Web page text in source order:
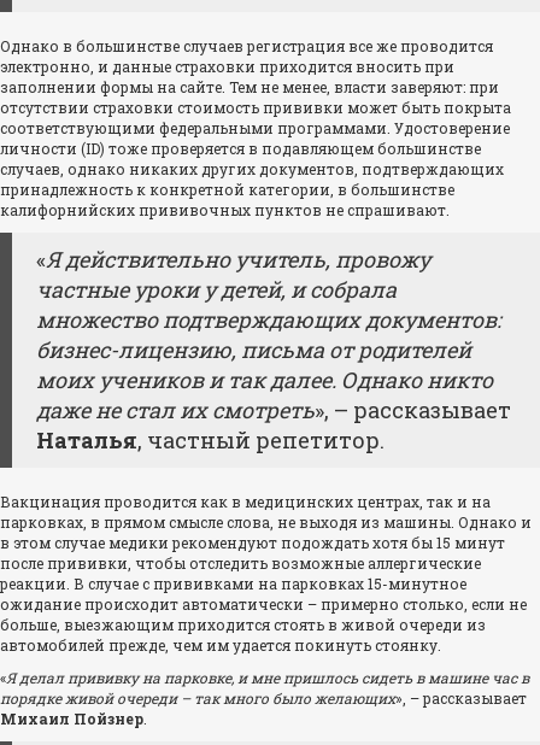
Однако в большинстве случаев регистрация все же проводится
электронно, и данные страховки приходится вносить при
заполнении формы на сайте. Тем не менее, власти заверяют: при
отсутствии страховки стоимость прививки может быть покрыта
соответствующими федеральными программами. Удостоверение
личности (ID) тоже проверяется в подавляющем большинстве
случаев, однако никаких других документов, подтверждающих
принадлежность к конкретной категории, в большинстве
калифорнийских прививочных пунктов не спрашивают.
«Я действительно учитель, провожу
частные уроки у детей, и собрала
множество подтверждающих документов:
бизнес-лицензию, письма от родителей
моих учеников и так далее. Однако никто
даже не стал их смотреть», – рассказывает
Наталья, частный репетитор.
Вакцинация проводится как в медицинских центрах, так и на
парковках, в прямом смысле слова, не выходя из машины. Однако и
в этом случае медики рекомендуют подождать хотя бы 15 минут
после прививки, чтобы отследить возможные аллергические
реакции. В случае с прививками на парковках 15-минутное
ожидание происходит автоматически – примерно столько, если не
больше, выезжающим приходится стоять в живой очереди из
автомобилей прежде, чем им удается покинуть стоянку.
«Я делал прививку на парковке, и мне пришлось сидеть в машине час в
порядке живой очереди – так много было желающих», – рассказывает
Михаил Пойзнер